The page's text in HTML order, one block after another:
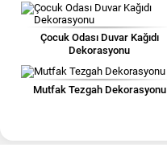
Çocuk Odası Duvar Kağıdı
Dekorasyonu
Mutfak Tezgah Dekorasyonu